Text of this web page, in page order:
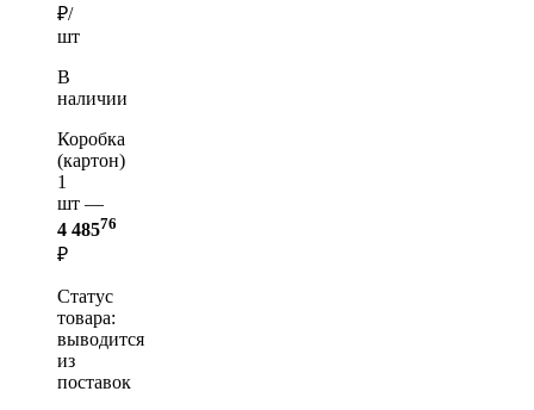
₽/
шт
В
наличии
Коробка
(картон)
1
шт —
4 48576
₽
Статус
товара:
выводится
из
поставок